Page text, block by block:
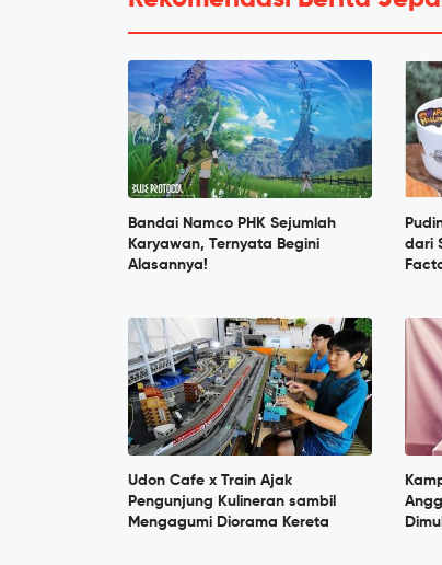
Bandai Namco PHK Sejumlah
Karyawan, Ternyata Begini
Alasannya!
dari
Udon Cafe x Train Ajak
Pengunjung Kulineran sambil
Mengagumi Diorama Kereta